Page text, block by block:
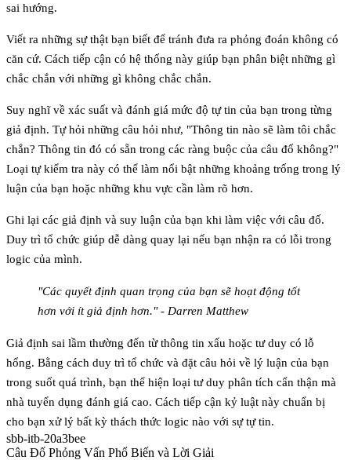
sai hướng.
Viết ra những sự thật bạn biết để tránh đưa ra phỏng đoán không có
căn cứ. Cách tiếp cận có hệ thống này giúp bạn phân biệt những gì
chắc chắn với những gì không chắc chắn.
Suy nghĩ về xác suất và đánh giá mức độ tự tin của bạn trong từng
giả định. Tự hỏi những câu hỏi như, "Thông tin nào sẽ làm tôi chắc
chắn? Thông tin đó có sẵn trong các ràng buộc của câu đố không?"
Loại tự kiểm tra này có thể làm nổi bật những khoảng trống trong lý
luận của bạn hoặc những khu vực cần làm rõ hơn.
Ghi lại các giả định và suy luận của bạn khi làm việc với câu đố.
Duy trì tổ chức giúp dễ dàng quay lại nếu bạn nhận ra có lỗi trong
logic của mình.
"Các quyết định quan trọng của bạn sẽ hoạt động tốt
hơn với ít giả định hơn." - Darren Matthew
Giả định sai lầm thường đến từ thông tin xấu hoặc tư duy có lỗ
hổng. Bằng cách duy trì tổ chức và đặt câu hỏi về lý luận của bạn
trong suốt quá trình, bạn thể hiện loại tư duy phân tích cẩn thận mà
nhà tuyển dụng đánh giá cao. Cách tiếp cận kỷ luật này chuẩn bị
cho bạn xử lý bất kỳ thách thức logic nào với sự tự tin.
sbb-itb-20a3bee
Câu Đố Phỏng Vấn Phổ Biến và Lời Giải